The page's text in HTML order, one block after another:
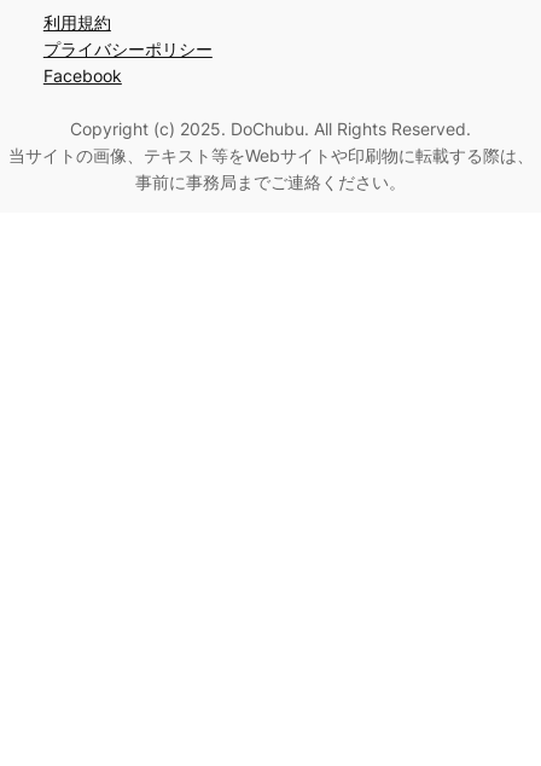
利用規約
プライバシーポリシー
Facebook
Copyright (c) 2025. DoChubu. All Rights Reserved.
当サイトの画像、テキスト等をWebサイトや印刷物に転載する際は、
事前に事務局までご連絡ください。